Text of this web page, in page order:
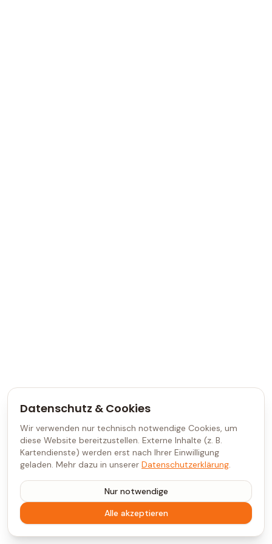
Datenschutz & Cookies
Wir verwenden nur technisch notwendige Cookies, um
diese Website bereitzustellen. Externe Inhalte (z. B.
Kartendienste) werden erst nach Ihrer Einwilligung
geladen. Mehr dazu in unserer Datenschutzerklärung.
Nur notwendige
Alle akzeptieren